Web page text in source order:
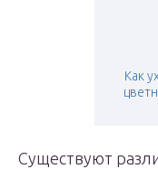
Как
Существуют